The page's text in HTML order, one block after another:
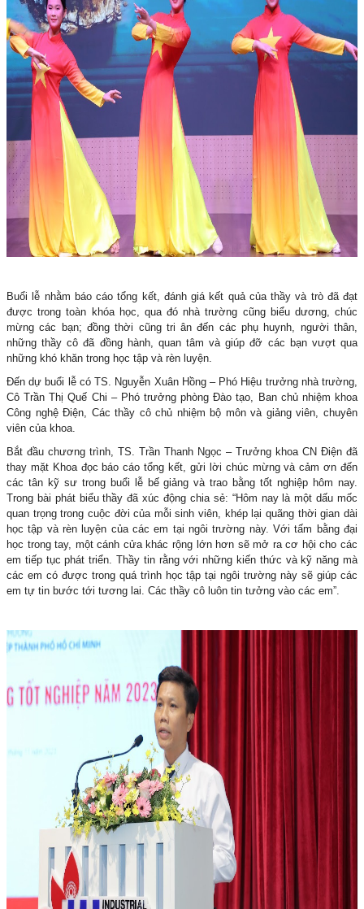
Buổi lễ nhằm báo cáo tổng kết, đánh giá kết quả của thầy và trò đã đạt
được trong toàn khóa học, qua đó nhà trường cũng biểu dương, chúc
mừng các bạn; đồng thời cũng tri ân đến các phụ huynh, người thân,
những thầy cô đã đồng hành, quan tâm và giúp đỡ các bạn vượt qua
những khó khăn trong học tập và rèn luyện.
Đến dự buổi lễ có TS. Nguyễn Xuân Hồng – Phó Hiệu trưởng nhà trường,
Cô Trần Thị Quế Chi – Phó trưởng phòng Đào tạo, Ban chủ nhiệm khoa
Công nghệ Điện, Các thầy cô chủ nhiệm bộ môn và giảng viên, chuyên
viên của khoa.
Bắt đầu chương trình, TS. Trần Thanh Ngọc – Trưởng khoa CN Điện đã
thay mặt Khoa đọc báo cáo tổng kết, gửi lời chúc mừng và cảm ơn đến
các tân kỹ sư trong buổi lễ bế giảng và trao bằng tốt nghiệp hôm nay.
Trong bài phát biểu thầy đã xúc động chia sẻ: “Hôm nay là một dấu mốc
quan trọng trong cuộc đời của mỗi sinh viên, khép lại quãng thời gian dài
học tập và rèn luyện của các em tại ngôi trường này. Với tấm bằng đại
học trong tay, một cánh cửa khác rộng lớn hơn sẽ mở ra cơ hội cho các
em tiếp tục phát triển. Thầy tin rằng với những kiến thức và kỹ năng mà
các em có được trong quá trình học tập tại ngôi trường này sẽ giúp các
em tự tin bước tới tương lai. Các thầy cô luôn tin tưởng vào các em”.